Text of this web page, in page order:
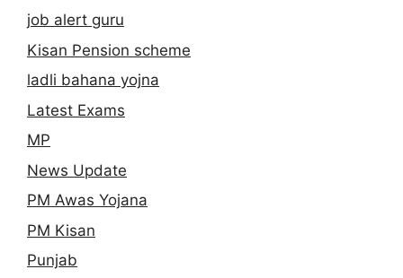
job alert guru
Kisan Pension scheme
ladli bahana yojna
Latest Exams
MP
News Update
PM Awas Yojana
PM Kisan
Punjab